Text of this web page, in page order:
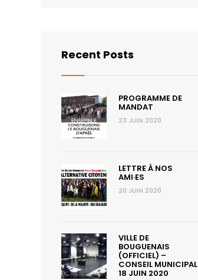
Recent Posts
PROGRAMME DE
MANDAT
23 JUIN 2020
LETTRE À NOS
AMI·ES
20 JUIN 2020
VILLE DE
BOUGUENAIS
(OFFICIEL) –
CONSEIL MUNICIPAL
18 JUIN 2020